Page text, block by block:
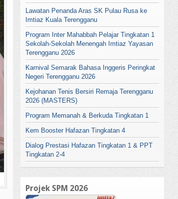
Lawatan Penanda Aras SK Pulau Rusa ke
Imtiaz Kuala Terengganu
Program Inter Mahabbah Pelajar Tingkatan 1
Sekolah-Sekolah Menengah Imtiaz Yayasan
Terengganu 2026
Karnival Semarak Bahasa Inggeris Peringkat
Negeri Terengganu 2026
Kejohanan Tenis Bersiri Remaja Terengganu
2026 (MASTERS)
Program Memanah & Berkuda Tingkatan 1
Kem Booster Hafazan Tingkatan 4
Dialog Prestasi Hafazan Tingkatan 1 & PPT
Tingkatan 2-4
Projek SPM 2026